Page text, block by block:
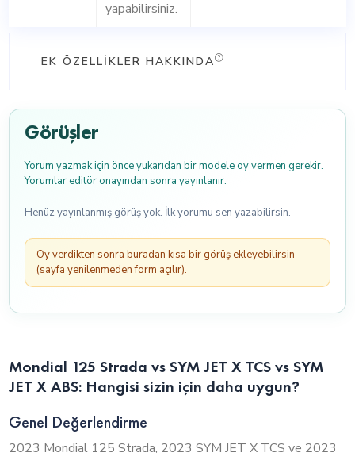
yapabilirsiniz.
EK ÖZELLIKLER HAKKINDA
Görüşler
Yorum yazmak için önce yukarıdan bir modele oy vermen gerekir.
Yorumlar editör onayından sonra yayınlanır.
Henüz yayınlanmış görüş yok. İlk yorumu sen yazabilirsin.
Oy verdikten sonra buradan kısa bir görüş ekleyebilirsin
(sayfa yenilenmeden form açılır).
Mondial 125 Strada vs SYM JET X TCS vs SYM
JET X ABS: Hangisi sizin için daha uygun?
Genel Değerlendirme
2023 Mondial 125 Strada, 2023 SYM JET X TCS ve 2023